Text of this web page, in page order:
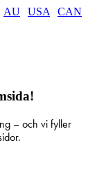
AU USA CAN
– och vi fyller